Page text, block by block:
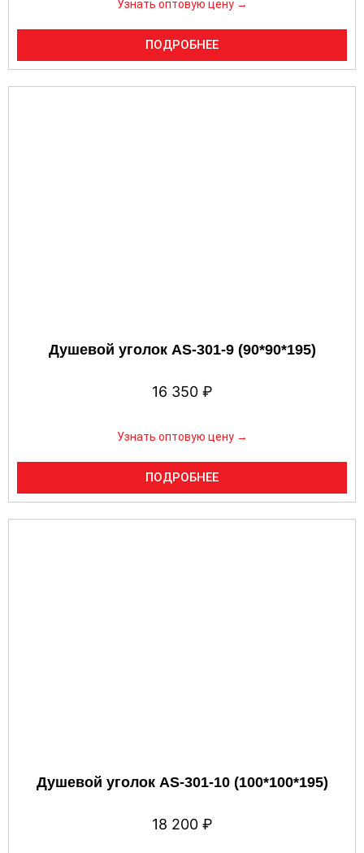
Узнать оптовую цену →
ПОДРОБНЕЕ
Душевой уголок AS-301-9 (90*90*195)
16 350 ₽
Узнать оптовую цену →
ПОДРОБНЕЕ
Душевой уголок AS-301-10 (100*100*195)
18 200 ₽